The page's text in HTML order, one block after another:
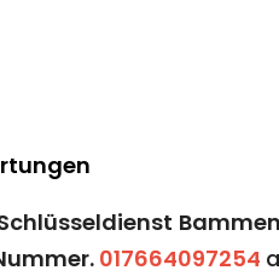
017664097254